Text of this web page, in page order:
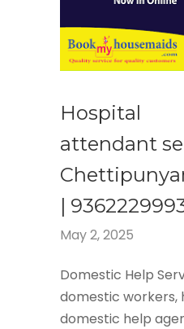
Hospital
attendant
|
May 2, 2025
Domestic Help
domestic workers,
domestic help